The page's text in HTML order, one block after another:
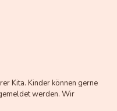
Kita. Kinder können gerne
werden. Wir